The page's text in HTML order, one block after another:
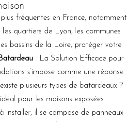
fréquentes en France, notamment
quartiers de Lyon, les communes
bassins de la Loire, protéger votre
Batardeau : La Solution Efficace pour
s’impose comme une réponse
plusieurs types de batardeaux ?
pour les maisons exposées
installer, il se compose de panneaux